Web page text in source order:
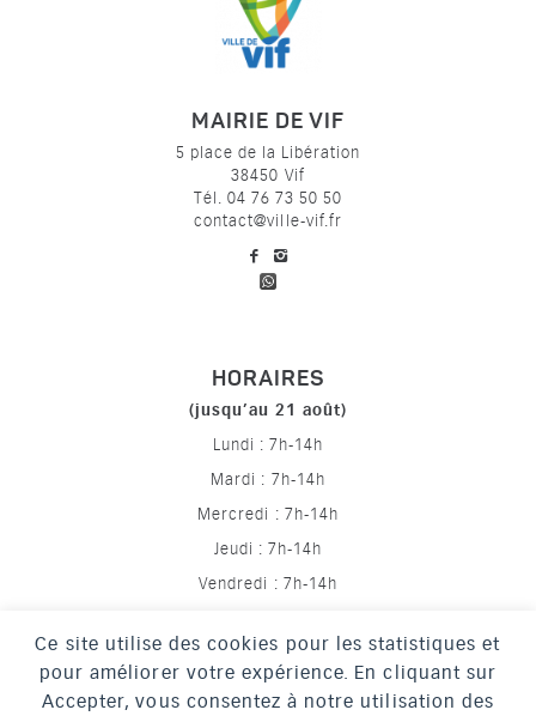
Ce site utilise des cookies pour les statistiques et
pour améliorer votre expérience. En cliquant sur
Accepter, vous consentez à notre utilisation des
MAIRIE DE VIF
5 place de la Libération
38450 Vif
Tél. 04 76 73 50 50
contact@ville-vif.fr
voir notre page facebook
HORAIRES
(jusqu’au 21 août)
Lundi : 7h-14h
Mardi : 7h-14h
Mercredi : 7h-14h
Jeudi : 7h-14h
Vendredi : 7h-14h
Mentions légales